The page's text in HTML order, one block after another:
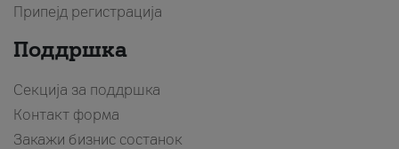
Припејд регистрација
Поддршка
Секција за поддршка
Контакт форма
Закажи бизнис состанок